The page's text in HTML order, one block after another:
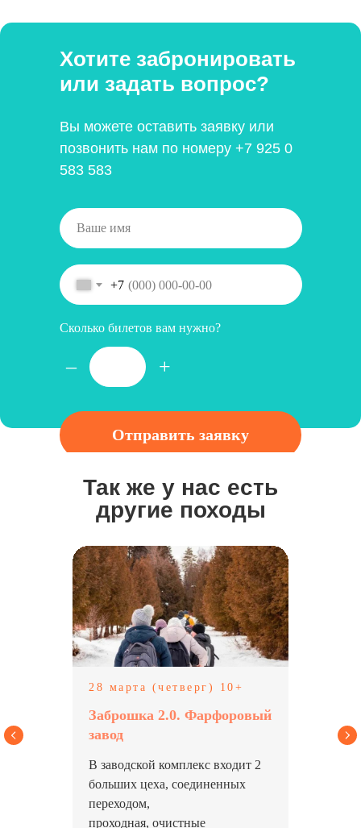
+7
Сколько билетов вам нужно?
– +
Отправить заявку
Нажимая на кнопку, Вы соглашаетесь с условиями
политики конфиденциальн
ости.
Хотите забронировать
или задать вопрос?
Вы можете оставить заявку или
позвонить нам по номеру +7 925 0
583 583
Так же у нас есть
другие походы
28 марта (четверг) 10+
Заброшка 2.0. Фарфоровый
завод
В заводской комплекс входит 2
больших цеха, соединенных
переходом,
проходная, очистные